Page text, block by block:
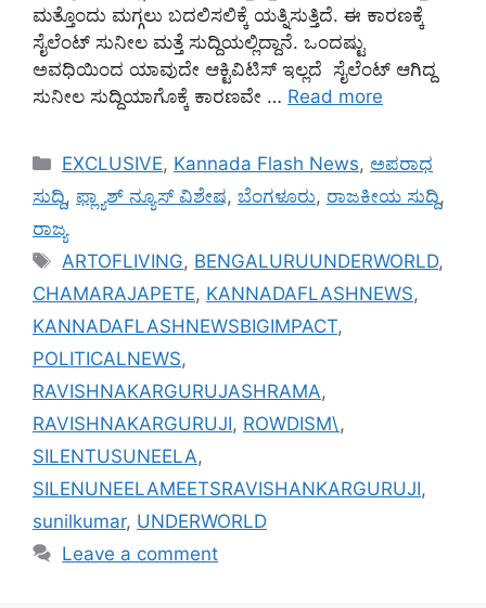
ಮತ್ತೊಂದು ಮಗ್ಗಲು ಬದಲಿಸಲಿಕ್ಕೆ ಯತ್ನಿಸುತ್ತಿದೆ. ಈ ಕಾರಣಕ್ಕೆ
ಸೈಲೆಂಟ್‌ ಸುನೀಲ ಮತ್ತೆ ಸುದ್ದಿಯಲ್ಲಿದ್ದಾನೆ. ಒಂದಷ್ಟು
ಅವಧಿಯಿಂದ ಯಾವುದೇ ಆಕ್ಟಿವಿಟಿಸ್‌ ಇಲ್ಲದೆ ಸೈಲೆಂಟ್‌ ಆಗಿದ್ದ
ಸುನೀಲ ಸುದ್ದಿಯಾಗೊಕ್ಕೆ ಕಾರಣವೇ … Read more
Categories
EXCLUSIVE, Kannada Flash News, ಅಪರಾಧ
ಸುದ್ದಿ, ಫ್ಲ್ಯಾಶ್ ನ್ಯೂಸ್ ವಿಶೇಷ, ಬೆಂಗಳೂರು, ರಾಜಕೀಯ ಸುದ್ದಿ,
ರಾಜ್ಯ
Tags
ARTOFLIVING, BENGALURUUNDERWORLD,
CHAMARAJAPETE, KANNADAFLASHNEWS,
KANNADAFLASHNEWSBIGIMPACT,
POLITICALNEWS,
RAVISHNAKARGURUJASHRAMA,
RAVISHNAKARGURUJI, ROWDISM\ ,
SILENTUSUNEELA,
SILENUNEELAMEETSRAVISHANKARGURUJI,
sunilkumar, UNDERWORLD
Leave a comment